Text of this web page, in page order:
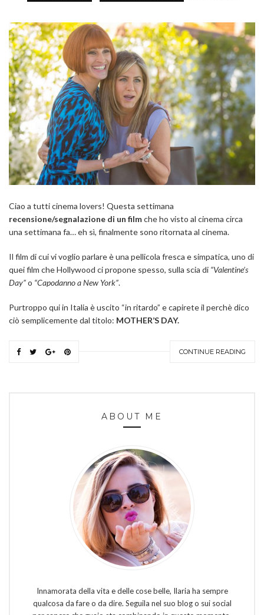
Ciao a tutti cinema lovers! Questa settimana
recensione/segnalazione di un filmche ho visto al cinema circa
una settimana fa… eh sì, finalmente sono ritornata al cinema.
Il film di cui vi voglio parlare è una pellicola fresca e simpatica, uno di
quei film che Hollywood ci propone spesso, sulla scia di “Valentine’s
Day”o “Capodanno a New York”.
Purtroppo qui in Italia è uscito “in ritardo” e capirete il perchè dico
ciò semplicemente dal titolo: MOTHER’S DAY.
CONTINUE READING
ABOUT ME
Innamorata della vita e delle cose belle, Ilaria ha sempre
qualcosa da fare o da dire. Seguila nel suo blog o sui social